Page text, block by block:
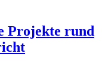
Projekte rund